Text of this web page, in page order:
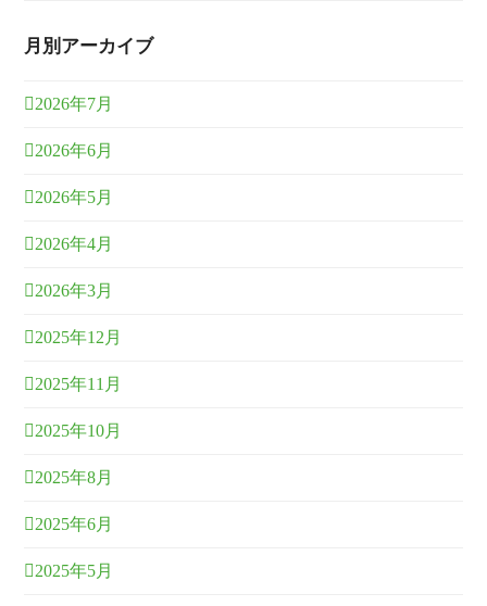
月別アーカイブ
2026年7月
2026年6月
2026年5月
2026年4月
2026年3月
2025年12月
2025年11月
2025年10月
2025年8月
2025年6月
2025年5月